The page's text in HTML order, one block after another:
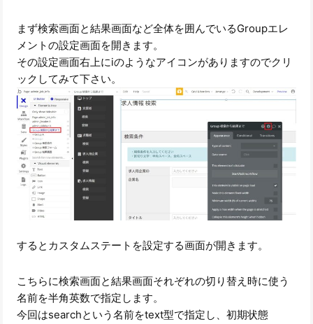
まず検索画面と結果画面など全体を囲んでいるGroupエレ
メントの設定画面を開きます。
その設定画面右上にiのようなアイコンがありますのでクリ
ックしてみて下さい。
するとカスタムステートを設定する画面が開きます。
こちらに検索画面と結果画面それぞれの切り替え時に使う
名前を半角英数で指定します。
今回はsearchという名前をtext型で指定し、初期状態